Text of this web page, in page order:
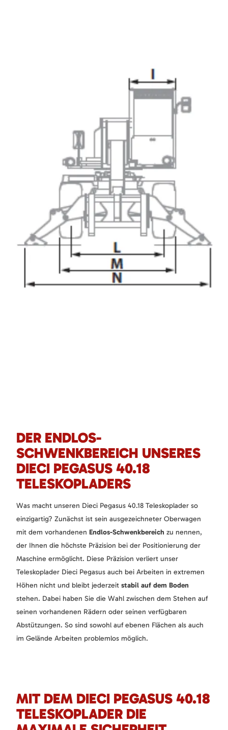
DER ENDLOS-
SCHWENKBEREICH UNSERES
DIECI PEGASUS 40.18
TELESKOPLADERS
Was macht unseren Dieci Pegasus 40.18 Teleskoplader so
einzigartig? Zunächst ist sein ausgezeichneter Oberwagen
mit dem vorhandenen Endlos-Schwenkbereich zu nennen,
der Ihnen die höchste Präzision bei der Positionierung der
Maschine ermöglicht. Diese Präzision verliert unser
Teleskoplader Dieci Pegasus auch bei Arbeiten in extremen
Höhen nicht und bleibt jederzeit stabil auf dem Boden
stehen. Dabei haben Sie die Wahl zwischen dem Stehen auf
seinen vorhandenen Rädern oder seinen verfügbaren
Abstützungen. So sind sowohl auf ebenen Flächen als auch
im Gelände Arbeiten problemlos möglich.
MIT DEM DIECI PEGASUS 40.18
TELESKOPLADER DIE